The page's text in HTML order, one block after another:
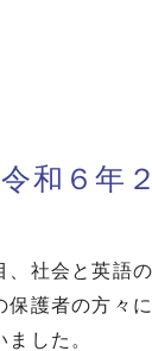
和６年
、社会と英語
保護者の方々
した。